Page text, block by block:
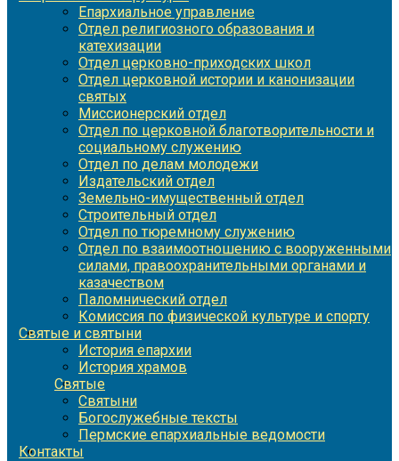
Епархиальное управление
Отдел религиозного образования и
катехизации
Отдел церковно-приходских школ
Отдел церковной истории и канонизации
святых
Миссионерский отдел
Отдел по церковной благотворительности и
социальному служению
Отдел по делам молодежи
Издательский отдел
Земельно-имущественный отдел
Строительный отдел
Отдел по тюремному служению
Отдел по взаимоотношению с вооруженными
силами, правоохранительными органами и
казачеством
Паломнический отдел
Комиссия по физической культуре и спорту
Святые и святыни
История епархии
История храмов
Святые
Святыни
Богослужебные тексты
Пермские епархиальные ведомости
Контакты